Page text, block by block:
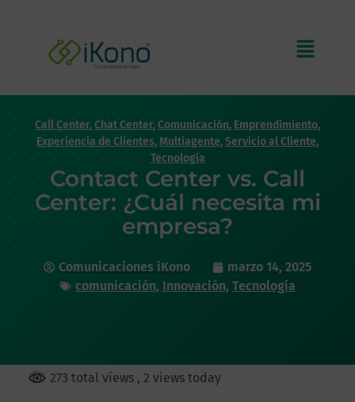
Call Center,Chat Center,Comunicación, Emprendimiento,
Experiencia de Clientes,Multiagente,Servicio al Cliente,
Tecnología
Contact Center vs. Call
Center: ¿Cuál necesita mi
empresa?
Comunicaciones iKono
marzo 14, 2025
comunicación, Innovación, Tecnología
273 total views , 2 views today